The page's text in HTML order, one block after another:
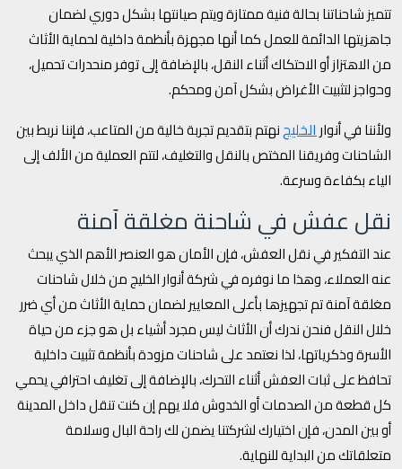
تتميز شاحناتنا بحالة فنية ممتازة ويتم صيانتها بشكل دوري لضمان
جاهزيتها الدائمة للعمل كما أنها مجهزة بأنظمة داخلية لحماية الأثاث
من الاهتزاز أو الاحتكاك أثناء النقل، بالإضافة إلى توفر منحدرات تحميل،
وحواجز لتثبيت الأغراض بشكل آمن ومحكم.
ولأننا في أنوارالخليجنهتم بتقديم تجربة خالية من المتاعب، فإننا نربط بين
الشاحنات وفريقنا المختص بالنقل والتغليف، لتتم العملية من الألف إلى
الياء بكفاءة وسرعة.
نقل عفش في شاحنة مغلقة آمنة
عند التفكير في نقل العفش، فإن الأمان هو العنصر الأهم الذي يبحث
عنه العملاء، وهذا ما نوفره في شركة أنوار الخليج من خلال شاحنات
مغلقة آمنة تم تجهيزها بأعلى المعايير لضمان حماية الأثاث من أي ضرر
خلال النقل فنحن ندرك أن الأثاث ليس مجرد أشياء بل هو جزء من حياة
الأسرة وذكرياتها، لذا نعتمد على شاحنات مزودة بأنظمة تثبيت داخلية
تحافظ على ثبات العفش أثناء التحرك، بالإضافة إلى تغليف احترافي يحمي
كل قطعة من الصدمات أو الخدوش فلا يهم إن كنت تنقل داخل المدينة
أو بين المدن، فإن اختيارك لشركتنا يضمن لك راحة البال وسلامة
متعلقاتك من البداية للنهاية.